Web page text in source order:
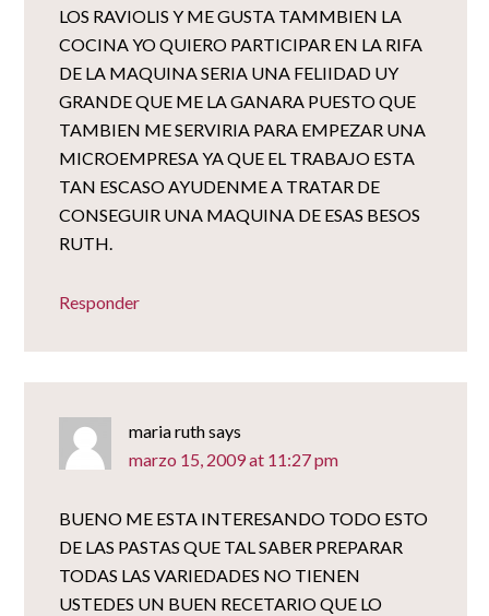
LOS RAVIOLIS Y ME GUSTA TAMMBIEN LA
COCINA YO QUIERO PARTICIPAR EN LA RIFA
DE LA MAQUINA SERIA UNA FELIIDAD UY
GRANDE QUE ME LA GANARA PUESTO QUE
TAMBIEN ME SERVIRIA PARA EMPEZAR UNA
MICROEMPRESA YA QUE EL TRABAJO ESTA
TAN ESCASO AYUDENME A TRATAR DE
CONSEGUIR UNA MAQUINA DE ESAS BESOS
RUTH.
Responder
maria ruthsays
marzo 15, 2009 at 11:27 pm
BUENO ME ESTA INTERESANDO TODO ESTO
DE LAS PASTAS QUE TAL SABER PREPARAR
TODAS LAS VARIEDADES NO TIENEN
USTEDES UN BUEN RECETARIO QUE LO